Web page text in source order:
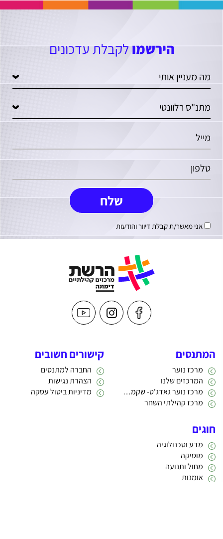
הירשמולקבלת עדכונים
אני מאשר/ת קבלת דיוור והודעות
המתנסים
מרכז נוער
המרכזים שלנו
מרכז נוער גאדג'ט- שקמה 22
מרכז קהילתי השחר
קישורים חשובים
החברה למתנסים
הצהרת נגישות
מדיניות ביטול עסקה
חוגים
מדע וטכנולוגיה
מוסיקה
מחול ותנועה
אומנות